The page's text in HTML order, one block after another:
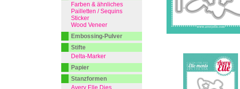
Farben & ähnliches
Pailletten / Sequins
Sticker
Wood Veneer
Embossing-Pulver
Stifte
Delta-Marker
Papier
Stanzformen
Avery Elle Dies